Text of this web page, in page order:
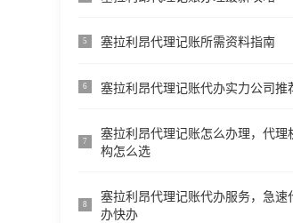
5 塞拉利昂代理记账所需资料指南
6 塞拉利昂代理记账代办实力公司推
7
塞拉利昂代理记账怎么办理，代理
构怎么选
8
塞拉利昂代理记账代办服务，急速
办快办